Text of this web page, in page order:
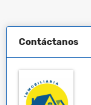
Contáctanos